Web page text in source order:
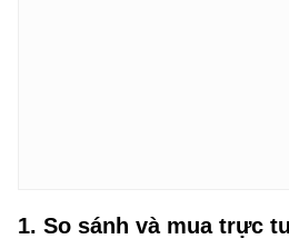
1. So sánh và mua trực